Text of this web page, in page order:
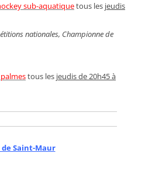
sub-aquatiquetous les jeudis
nationales, Championne de
tous les jeudis de 20h45 à
de Saint-Maur